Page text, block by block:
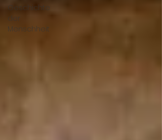
Geschichte
der
Menschheit